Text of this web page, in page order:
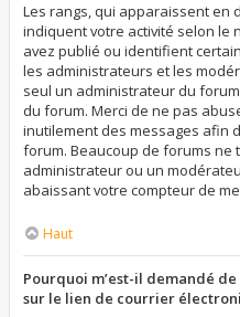
Les rangs, qui apparaissent en
indiquent votre activité selon le
avez publié ou identifient
les administrateurs et les
seul un administrateur du
du forum. Merci de ne pas
inutilement des messages afin
forum. Beaucoup de forums ne
administrateur ou un
abaissant votre compteur de
Haut
Pourquoi m’est-il demandé
sur le lien de courrier